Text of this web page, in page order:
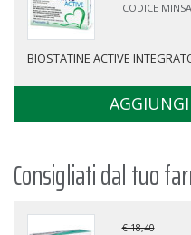
CODICE
BIOSTATINE ACTIVE
AGGIUNGI
Consigliati dal tuo
€ 18,40